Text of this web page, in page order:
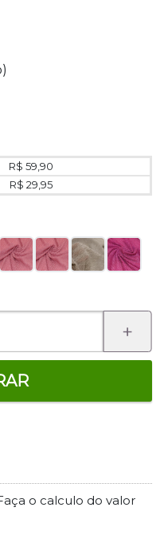
R$ 59,90
R$ 29,95
+
o calculo do valor